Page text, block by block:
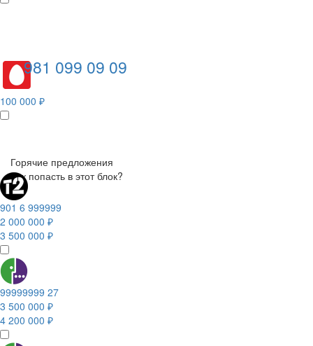
981 099 09 09
100 000 ₽
Горячие предложения
Как попасть в этот блок?
901 6 999999
2 000 000 ₽
3 500 000 ₽
99999999 27
3 500 000 ₽
4 200 000 ₽